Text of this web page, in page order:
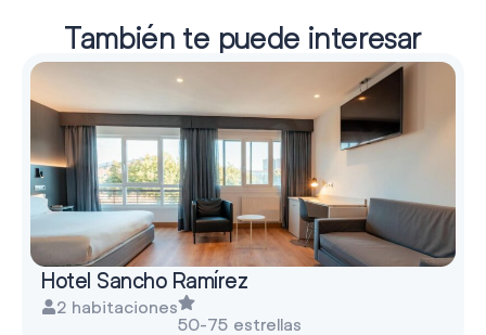
También te puede interesar
Hotel Sancho Ramírez
2 habitaciones
50-75 estrellas